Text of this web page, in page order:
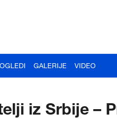
GALERIJE VIDEO
iz Srbije –